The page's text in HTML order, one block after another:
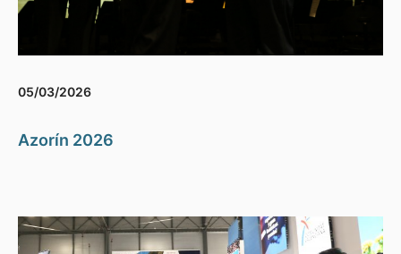
05/03/2026
Azorín 2026